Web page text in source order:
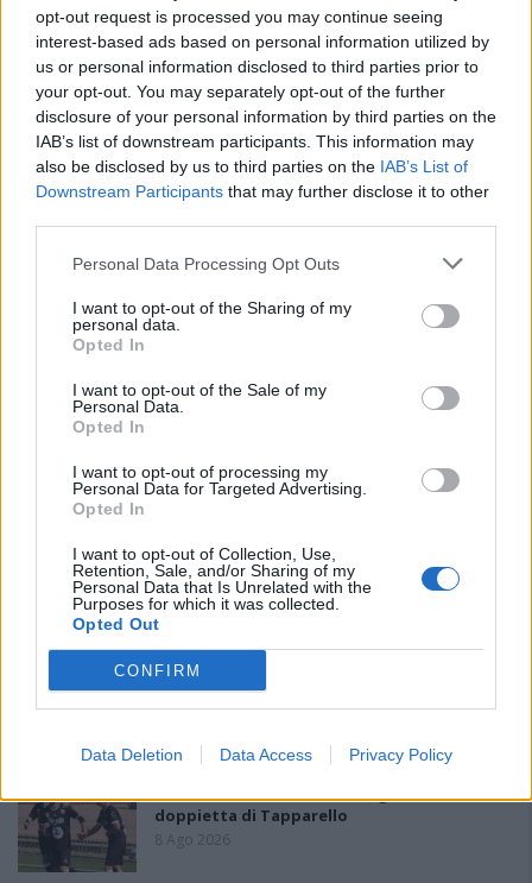
opt-out request is processed you may continue seeing
interest-based ads based on personal information utilized by
us or personal information disclosed to third parties prior to
your opt-out. You may separately opt-out of the further
disclosure of your personal information by third parties on the
IAB’s list of downstream participants. This information may
also be disclosed by us to third parties on the IAB’s List of
Downstream Participants that may further disclose it to other
Personal Data Processing Opt Outs
I want to opt-out of the Sharing of my
personal data.
Opted In
I want to opt-out of the Sale of my
Personal Data.
Opted In
I want to opt-out of processing my
Personal Data for Targeted Advertising.
Opted In
I want to opt-out of Collection, Use,
Retention, Sale, and/or Sharing of my
Personal Data that Is Unrelated with the
Purposes for which it was collected.
Opted Out
CONFIRM
Data Deletion Data Access Privacy Policy
PIÙ LETTI OGGI
Puddu, allo Jerzu l'attaccante Bebo Atzori
10 Ago 2026
La COS approda a Barisardo tra conferme,
nuovi volti e mister Loi a fare da filo
conduttore
9 Ago 2026
Il Monte Alma rinforza l'attacco con Palmas
Amichevole Ossese: 3-1 al Cagliari Primavera,
doppietta di Tapparello
8 Ago 2026